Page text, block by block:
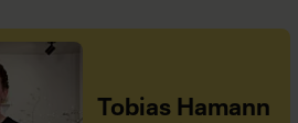
Tobias Hamann